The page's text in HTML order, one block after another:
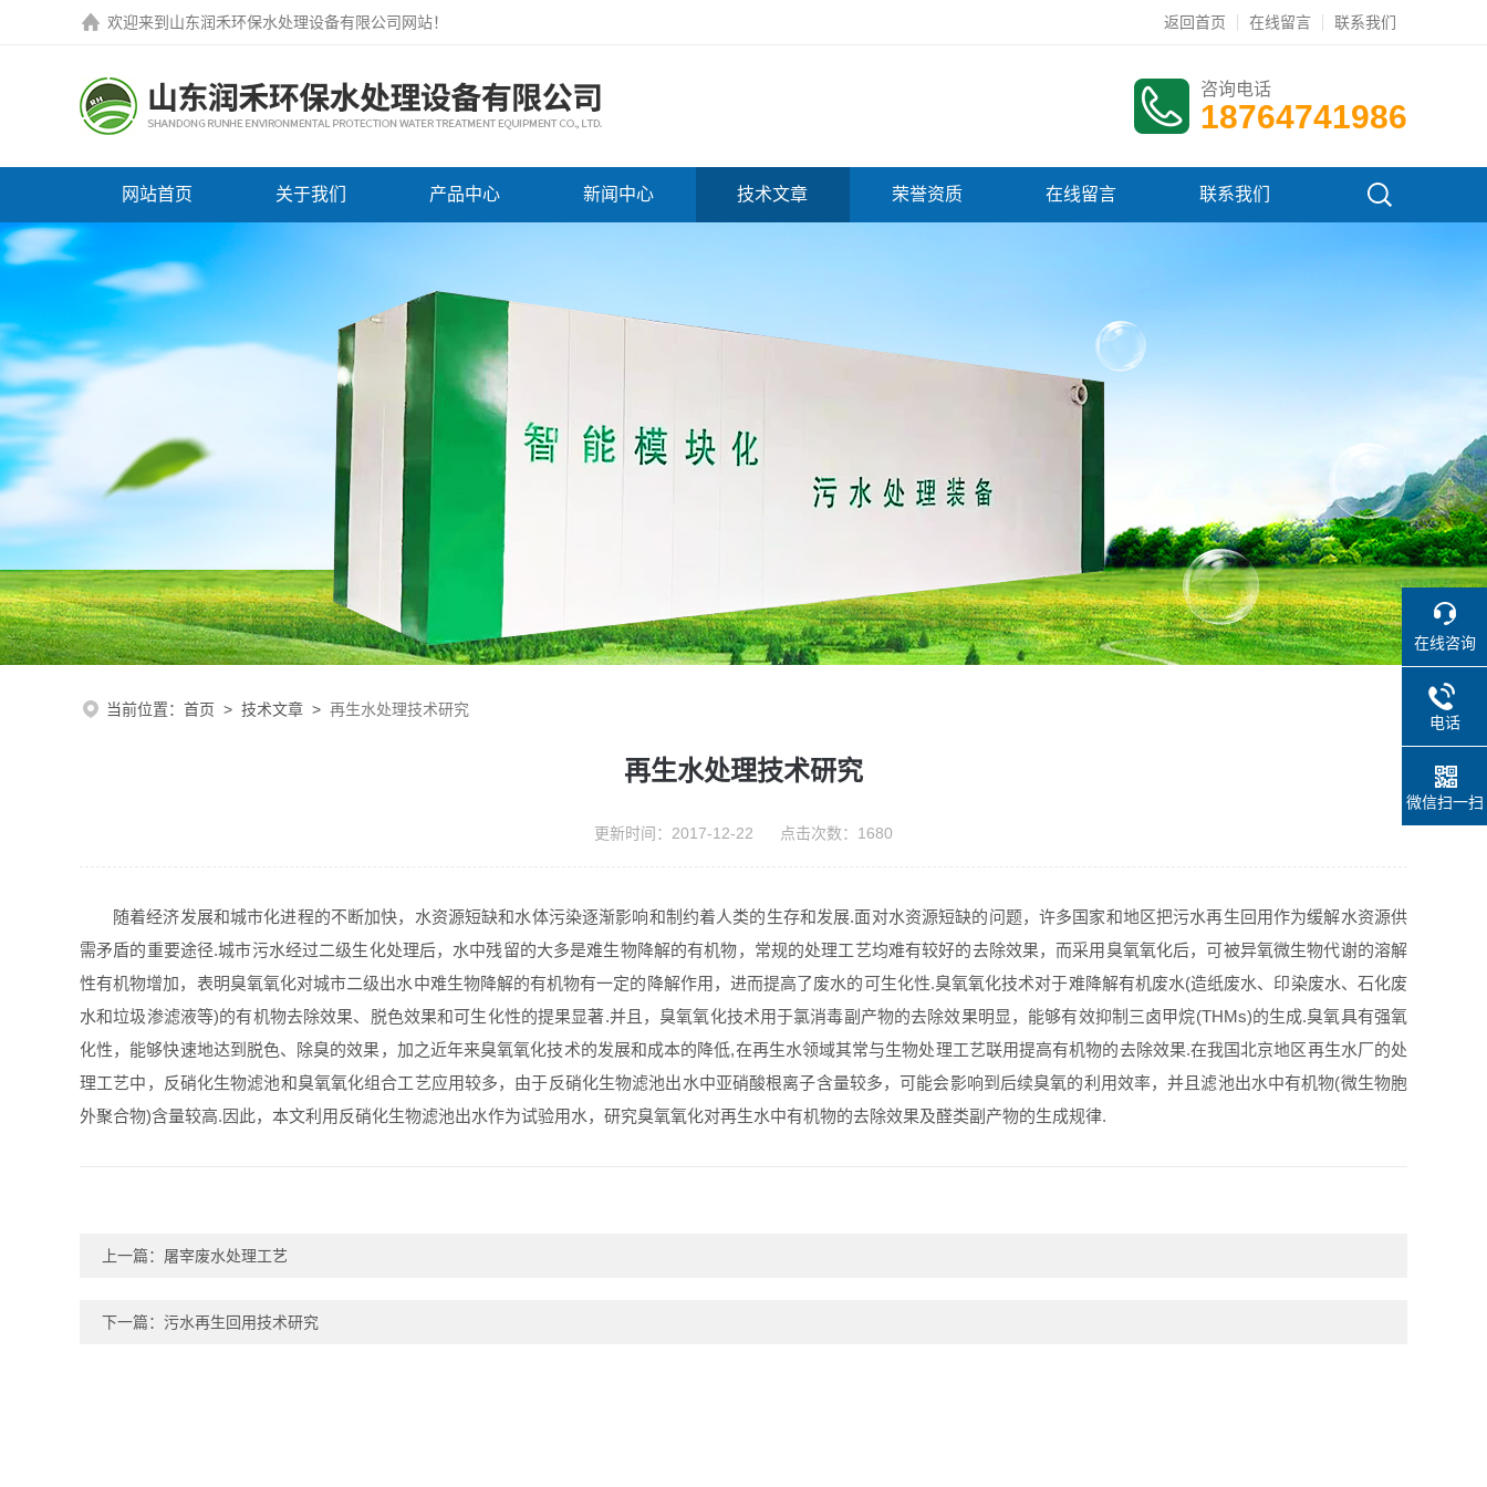
欢迎来到 山东润禾环保水处理设备有限公司网站！ 返回首页 在线留言 联系我们
咨询电话
18764741986
网站首页 关于我们 产品中心 新闻中心 技术文章 荣誉资质 在线留言 联系我们
当前位置： 首页 > 技术文章 > 再生水处理技术研究
再生水处理技术研究
更新时间：2017-12-22 点击次数：1680
随着经济发展和城市化进程的不断加快，水资源短缺和水体污染逐渐影响和制约着人类的生存和发展.面对水资源短缺的问题，许多国家和地区把污水再生回用作为缓解水资源供
需矛盾的重要途径.城市污水经过二级生化处理后，水中残留的大多是难生物降解的有机物，常规的处理工艺均难有较好的去除效果，而采用臭氧氧化后，可被异氧微生物代谢的溶解
性有机物增加，表明臭氧氧化对城市二级出水中难生物降解的有机物有一定的降解作用，进而提高了废水的可生化性.臭氧氧化技术对于难降解有机废水(造纸废水、印染废水、石化废
水和垃圾渗滤液等)的有机物去除效果、脱色效果和可生化性的提果显著.并且，臭氧氧化技术用于氯消毒副产物的去除效果明显，能够有效抑制三卤甲烷(THMs)的生成.臭氧具有强氧
化性，能够快速地达到脱色、除臭的效果，加之近年来臭氧氧化技术的发展和成本的降低,在再生水领域其常与生物处理工艺联用提高有机物的去除效果.在我国北京地区再生水厂的处
理工艺中，反硝化生物滤池和臭氧氧化组合工艺应用较多，由于反硝化生物滤池出水中亚硝酸根离子含量较多，可能会影响到后续臭氧的利用效率，并且滤池出水中有机物(微生物胞
外聚合物)含量较高.因此，本文利用反硝化生物滤池出水作为试验用水，研究臭氧氧化对再生水中有机物的去除效果及醛类副产物的生成规律.
上一篇： 屠宰废水处理工艺
下一篇： 污水再生回用技术研究
在线咨询
电话
微信扫一扫